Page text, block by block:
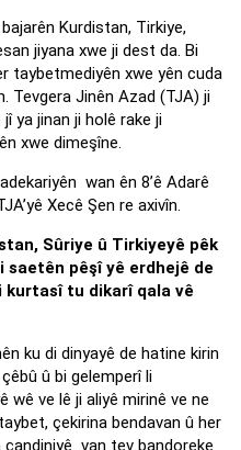
Kurdistan, Tirkiye,
jiyana xwe ji dest da. Bi
taybetmediyên xwe yên cuda
Tevgera Jinên Azad (TJA) ji
ya jinan ji holê rake ji
xwe dimeşîne.
wan ên 8’ê Adarê
Xecê Şen re axivîn.
Sûriye û Tirkiyeyê pêk
saetên pêşî yê erdhejê de
kurtasî tu dikarî qala vê
ku di dinyayê de hatine kirin
û bi gelemperî li
wê ve lê ji aliyê mirinê ve ne
çekirina bendavan û her
çandiniyê van tev bandoreke